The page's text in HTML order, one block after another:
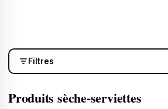
Filtres
Produitssèche-serviettes